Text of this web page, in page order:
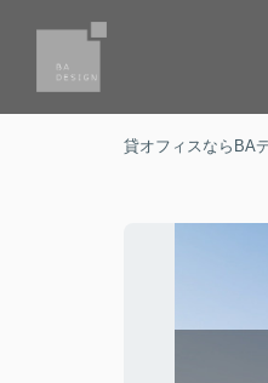
貸オフィスならBA